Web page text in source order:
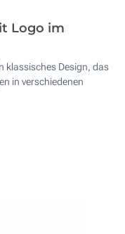
Logo im
klassisches Design, das
in verschiedenen